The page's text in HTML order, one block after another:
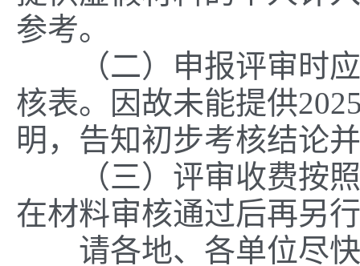
参考。
（二）申报评审时应
核表。因故未能提供
明，告知初步考核结论
（三）评审收费按照
在材料审核通过后再另
请各地、各单位尽快